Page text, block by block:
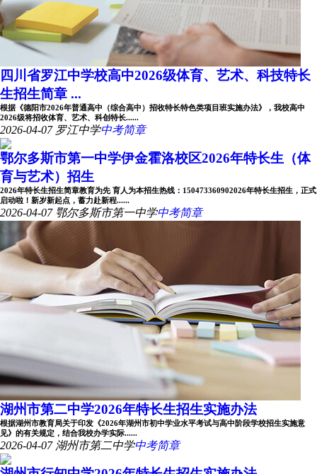
四川省罗江中学校高中2026级体育、艺术、科技特长
生招生简章 ...
根据《德阳市2026年普通高中（综合高中）招收特长特色类项目班实施办法》，我校高中
2026级将招收体育、艺术、科创特长......
2026-04-07 罗江中学中考简章
鄂尔多斯市第一中学伊金霍洛校区2026年特长生（体
育与艺术）招生
2026年特长生招生简章教育为先 育人为本招生热线：150473360902026年特长生招生，正式
启动啦！新岁新起点，蓄力赴新程......
2026-04-07 鄂尔多斯市第一中学中考简章
湖州市第二中学2026年特长生招生实施办法
根据湖州市教育局关于印发《2026年湖州市初中学业水平考试与高中阶段学校招生实施意
见》的有关规定，结合我校办学实际......
2026-04-07 湖州市第二中学中考简章